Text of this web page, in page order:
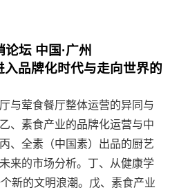
坛 中国·广州
品牌化时代与走向世界的
与荤食餐厅整体运营的异同与
、素食产业的品牌化运营与中
、全素（中国素）出品的厨艺
来的市场分析。丁、从健康学
新的文明浪潮。戊、素食产业